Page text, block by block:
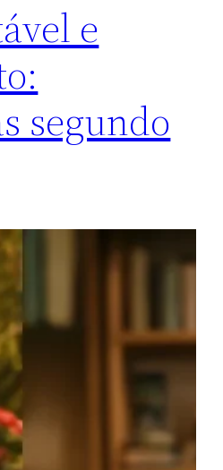
e
segundo